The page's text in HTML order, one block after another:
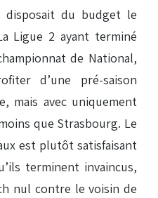
disposait du budget le
Ligue 2 ayant terminé
de National,
d’une pré-saison
mais avec uniquement
que Strasbourg. Le
est plutôt satisfaisant
terminent invaincus,
nul contre le voisin de